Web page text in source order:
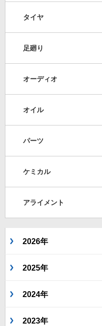
タイヤ
足廻り
オーディオ
オイル
パーツ
ケミカル
アライメント
2026年
2025年
2024年
2023年